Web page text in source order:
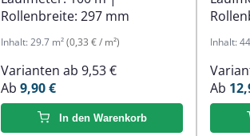
Rollenbreite: 297 mm
Inhalt: 29.7 m²(0,33 € / m²)
Varianten ab 9,53 €
Ab 9,90 €
In den Warenkorb
Inhalt:
Ab